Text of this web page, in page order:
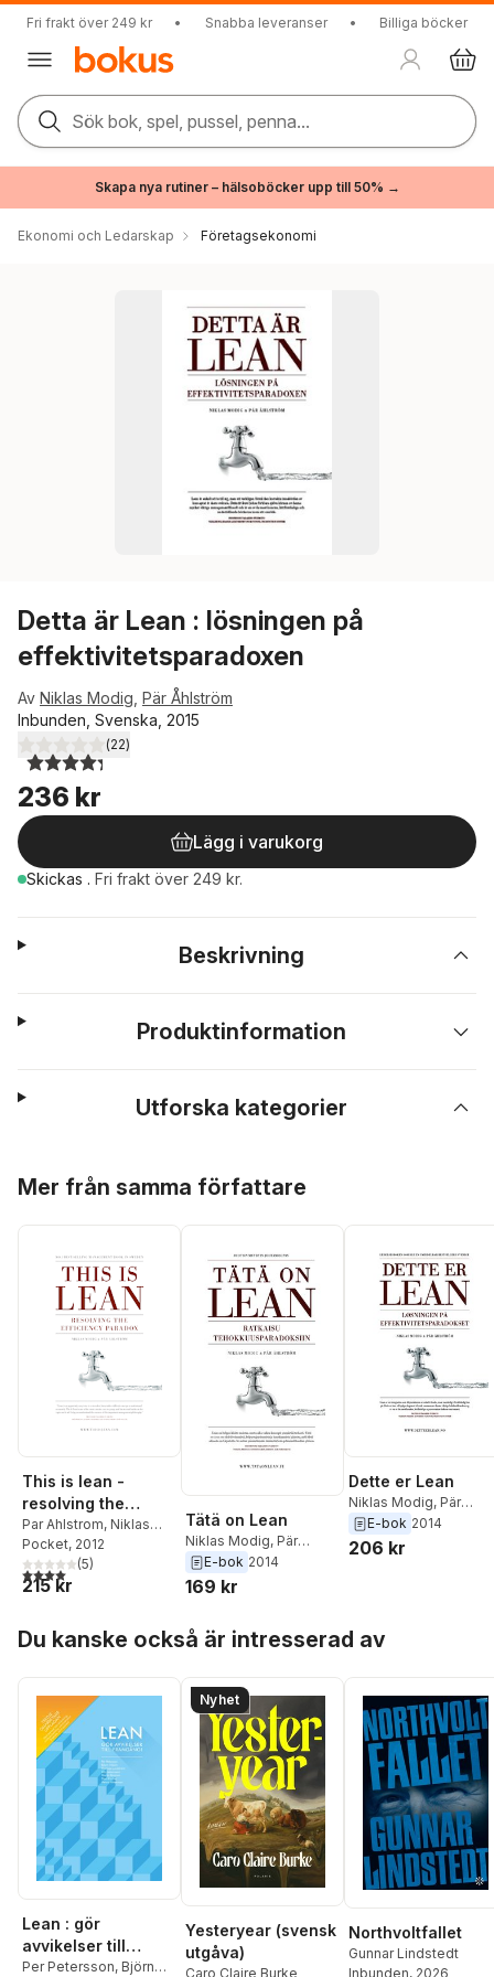
Fri frakt över 249 kr • Snabba leveranser • Billiga böcker
Sök bok, spel, pussel, penna...
Skapa nya rutiner – hälsoböcker upp till 50% →
Ekonomi och Ledarskap Företagsekonomi
Detta är Lean : lösningen på
effektivitetsparadoxen
Av Niklas Modig Pär Åhlström
Inbunden, Svenska, 2015
4,3utav 5 stjärnor. Totalt antal röster:
(22)
236 kr
Lägg i varukorg
Skickas . Fri frakt över 249 kr.
Beskrivning
Produktinformation
Utforska kategorier
Mer från samma författare
This is lean -
resolving the
efficiency paradox
Par Ahlstrom, Niklas
Modig
Pocket, 2012
4,0utav 5 stjärnor. Totalt antal röster:
(5)
215 kr
Tätä on Lean
Niklas Modig, Pär
Åhlström
E-bok 2014
169 kr
Dette er Lean
Niklas Modig, Pär
Åhlström
E-bok 2014
206 kr
Du kanske också är intresserad av
Lean : gör
avvikelser till
framgång!
Per Petersson, Björn
Nyhet
Yesteryear (svensk
utgåva)
Caro Claire Burke
Northvoltfallet
Gunnar Lindstedt
Inbunden, 2026